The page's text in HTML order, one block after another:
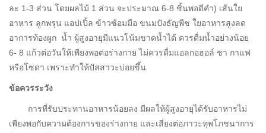
ละ 1-3 ส่วน โดยผลไม้ 1 ส่วน จะประมาณ 6-8 ชิ้นพอดีคำ) เส้นใย
อาหาร ลูกพรุน แอปเปิ้ล ข้าวซ้อมมือ ขนมปังธัญพืช ใยอาหารสูงลด
อาการท้องผูก น้ำ ผู้สูงอายุมีแนวโน้มขาดน้ำได้ ควรดื่มน้ำอย่างน้อย
6- 8 แก้วต่อวันให้เพียงพอต่อร่างกาย ไม่ควรดื่มแอลกอฮอล์ ชา กาแฟ
หรือโซดา เพราะทำให้ปัสสาวะบ่อยขึ้น
ข้อควรระวัง
การที่รับประทานอาหารน้อยลง มีผลให้ผู้สูงอายุได้รับอาหารไม่
เพียงพอกับความต้องการของร่างกาย และเสี่ยงต่อภาวะทุพโภชนาการ